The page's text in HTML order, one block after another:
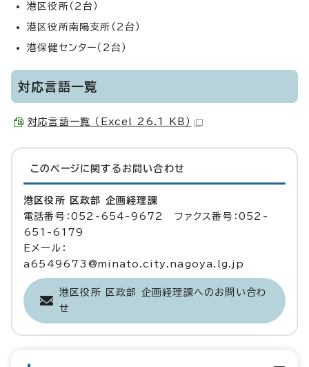
港区役所（2台）
港区役所南陽支所（2台）
港保健センター（2台）
対応言語一覧
対応言語一覧 （Excel 26.1 KB）
このページに関する お問い合わせ
港区役所 区政部 企画経理課
電話番号：052-654-9672 ファクス番号：052-
651-6179
Eメール：
a6549673@minato.city.nagoya.lg.jp
港区役所 区政部 企画経理課へのお問い合わ
せ